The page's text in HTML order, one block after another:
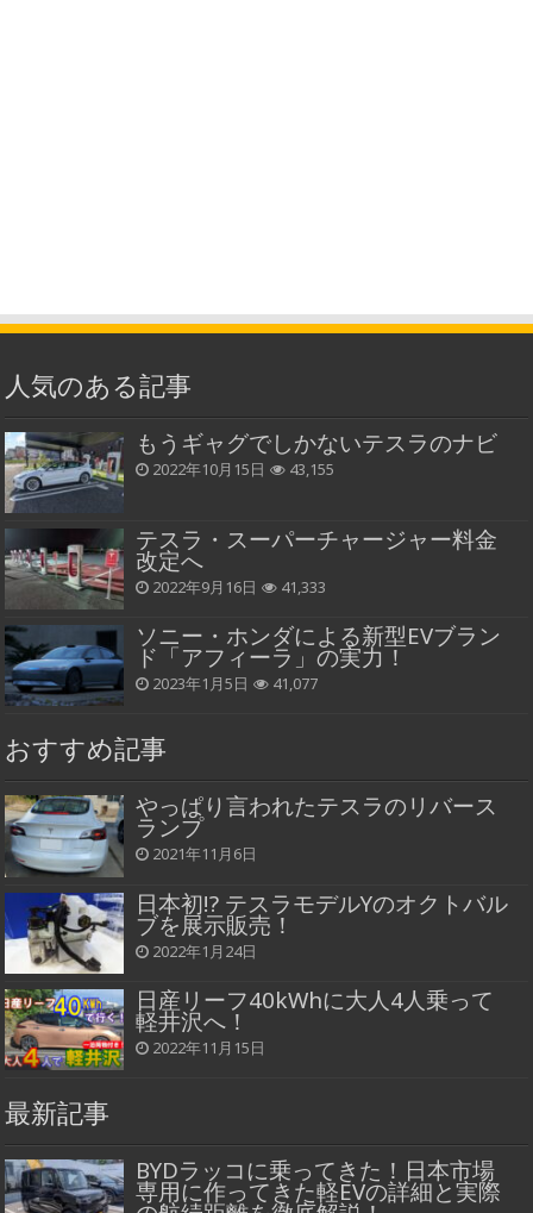
人気のある記事
もうギャグでしかないテスラのナビ
2022年10月15日 43,155
テスラ・スーパーチャージャー料金
改定へ
2022年9月16日 41,333
ソニー・ホンダによる新型EVブラン
ド「アフィーラ」の実力！
2023年1月5日 41,077
おすすめ記事
やっぱり言われたテスラのリバース
ランプ
2021年11月6日
日本初!? テスラモデルYのオクトバル
ブを展示販売！
2022年1月24日
日産リーフ40kWhに大人4人乗って
軽井沢へ！
2022年11月15日
最新記事
BYDラッコに乗ってきた！日本市場
専用に作ってきた軽EVの詳細と実際